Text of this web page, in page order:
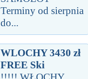
Terminy od sierpnia
do...
WLOCHY 3430 zł
FREE Ski